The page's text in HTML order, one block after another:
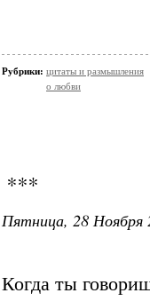
Рубрики: цитаты и размышления
о любви
***
Пятница, 28 Ноября
Когда ты